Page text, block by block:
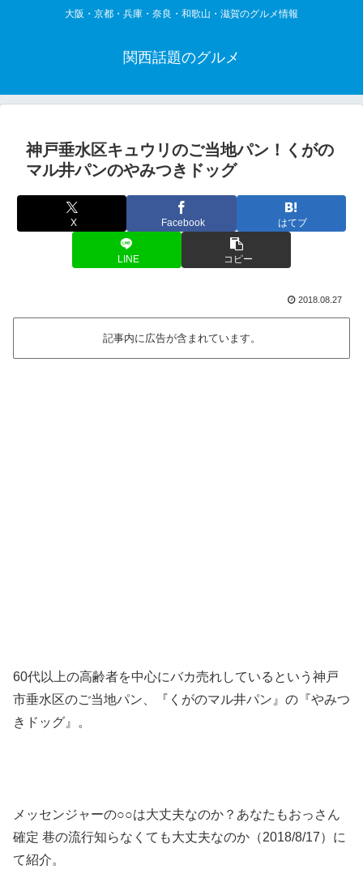
大阪・京都・兵庫・奈良・和歌山・滋賀のグルメ情報
関西話題のグルメ
神戸垂水区キュウリのご当地パン！くがの
マル井パンのやみつきドッグ
X Facebook はてブ
LINE コピー
2018.08.27
記事内に広告が含まれています。
60代以上の高齢者を中心にバカ売れしているという神戸
市垂水区のご当地パン、『くがのマル井パン』の『やみつ
きドッグ』。
メッセンジャーの○○は大丈夫なのか？あなたもおっさん
確定 巷の流行知らなくても大丈夫なのか（2018/8/17）に
て紹介。